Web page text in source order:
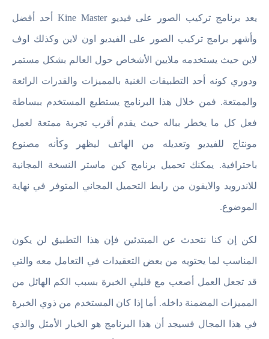
يعد برنامج تركيب الصور على فيديو Kine Master أحد أفضل
وأشهر برامج تركيب الصور على الفيديو اون لاين وكذلك اوف
لاين حيث يستخدمه ملايين الأشخاص حول العالم بشكل مستمر
ودوري كونه أحد التطبيقات الغنية بالمميزات والقدرات الرائعة
والممتعة. فمن خلال هذا البرنامج يستطيع المستخدم ببساطة
فعل كل ما يخطر بباله حيث يقدم أقرب تجربة ممتعة لعمل
مونتاج للفيديو وتعديله من الهاتف ليظهر وكأنه مصنوع
باحترافية. يمكنك تحميل برنامج كين ماستر النسخة المجانية
للاندرويد والايفون من رابط التحميل المجاني المتوفر في نهاية
الموضوع.
لكن إن كنا نتحدث عن المبتدئين فإن هذا التطبيق لن يكون
المناسب لما يحتويه من بعض التعقيدات في التعامل معه والتي
قد تجعل العمل أصعب مع قليلي الخبرة بسبب الكم الهائل من
المميزات المضمنة داخله. أما إذا كان المستخدم من ذوي الخبرة
في هذا المجال فسيجد أن هذا البرنامج هو الخيار الأمثل والذي